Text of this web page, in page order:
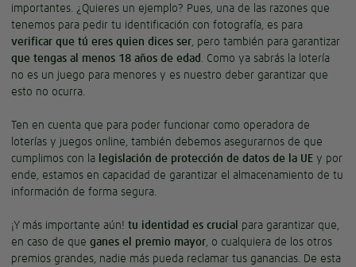
importantes. ¿Quieres un ejemplo? Pues, una de las razones que
tenemos para pedir tu identificación con fotografía, es para
verificar que tú eres quien dices ser, pero también para garantizar
que tengas al menos 18 años de edad. Como ya sabrás la lotería
no es un juego para menores y es nuestro deber garantizar que
esto no ocurra.
Ten en cuenta que para poder funcionar como operadora de
loterías y juegos online, también debemos asegurarnos de que
cumplimos con la legislación de protección de datos de la UE y por
ende, estamos en capacidad de garantizar el almacenamiento de tu
información de forma segura.
¡Y más importante aún! tu identidad es crucial para garantizar que,
en caso de que ganes el premio mayor, o cualquiera de los otros
premios grandes, nadie más pueda reclamar tus ganancias. De esta